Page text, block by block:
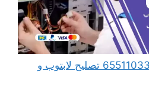
مهندس كمبيوتر صبحان 65511033 تصليح لابتوب و